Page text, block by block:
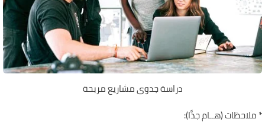
دراسة جدوى مشاريع مربحة
* ملاحظات (هــام جدَّا):